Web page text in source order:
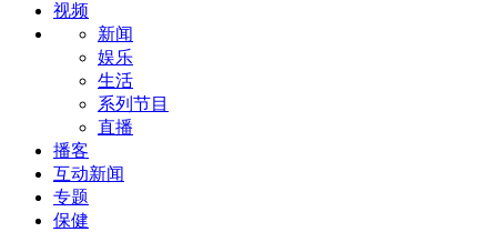
视频
新闻
娱乐
生活
系列节目
直播
播客
互动新闻
专题
保健